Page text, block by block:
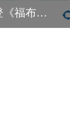
第378位！新华保险荣登《福布斯》全球500强